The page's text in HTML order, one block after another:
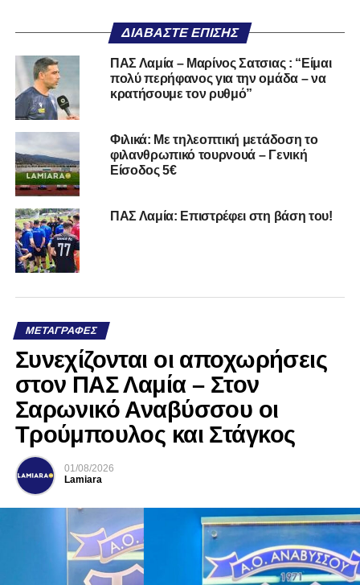
ΔΙΑΒΆΣΤΕ ΕΠΊΣΗΣ
ΠΑΣ Λαμία – Μαρίνος Σατσιας : “Είμαι
πολύ περήφανος για την ομάδα – να
κρατήσουμε τον ρυθμό”
Φιλικά: Με τηλεοπτική μετάδοση το
φιλανθρωπικό τουρνουά – Γενική
Είσοδος 5€
ΠΑΣ Λαμία: Επιστρέφει στη βάση του!
ΜΕΤΑΓΡΑΦΈΣ
Συνεχίζονται οι αποχωρήσεις
στον ΠΑΣ Λαμία – Στον
Σαρωνικό Αναβύσσου οι
Τρούμπουλος και Στάγκος
01/08/2026
Lamiara